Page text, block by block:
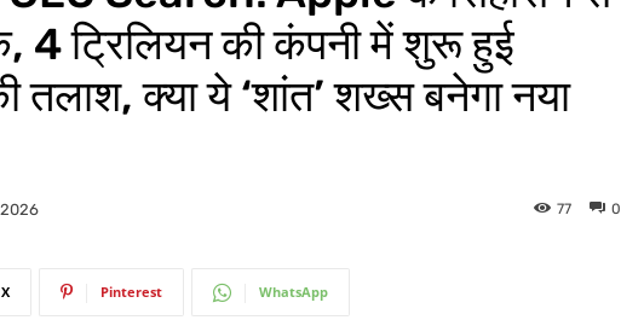
4 ट्रिलियन की कंपनी में शुरू हुई
तलाश, क्या ये ‘शांत’ शख्स बनेगा नया
0
77
X Pinterest WhatsApp